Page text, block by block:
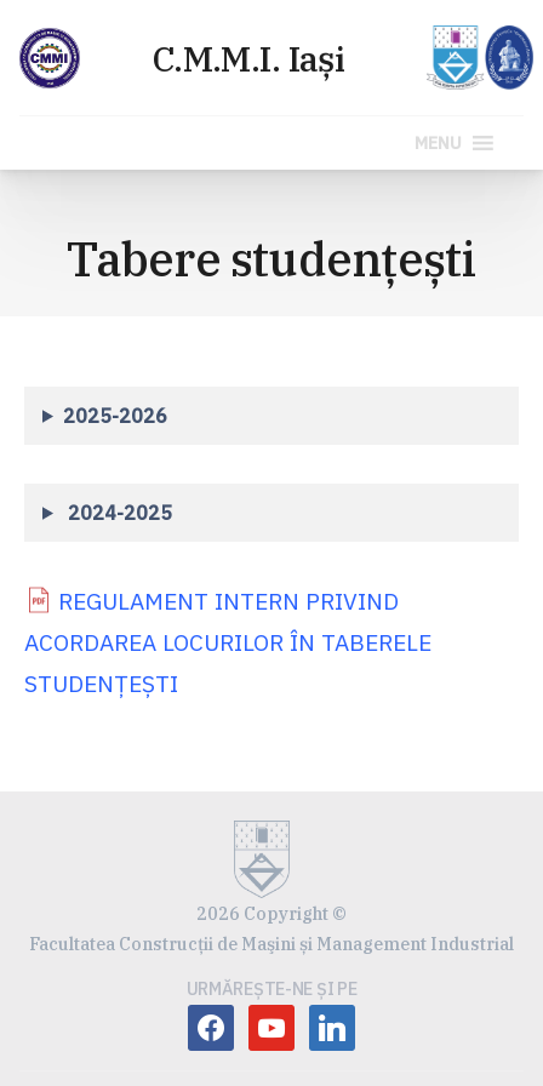
conținut
MENU
Tabere studențești
2025-2026
2024-2025
REGULAMENT INTERN PRIVIND
ACORDAREA LOCURILOR ÎN TABERELE
STUDENȚEȘTI
2026 Copyright ©
Facultatea Construcţii de Maşini și Management Industrial
URMĂREȘTE-NE ȘI PE
facebookyoutubelinkedin